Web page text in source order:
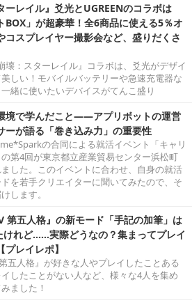
ーレイル』爻光とUGREENのコラボは
BOX」が超豪華！全6商品に使える5％オ
コスプレイヤー撮影会など、盛りだくさ
壊：スターレイル』コラボは、爻光がデザイ
しい！モバイルバッテリーや急速充電器な
緒に使いたいデバイスがてんこ盛り
境で学んだこと――アプリボットの運営
ーが語る「巻き込み力」の重要性
の合同による就活イベント「キャリ
第4回が東京都立産業貿易センター浜松町
した。このイベントに合わせ、自身の就活
を若手クリエイターに聞いてみたので、そ
します。
第五人格』の新モード「手記の加筆」は
けれど……実際どうなの？集まってプレイ
プレイレポ】
五人格』が好きな人やプレイしたことある
したことがない人など、様々な4人を集め
ました！